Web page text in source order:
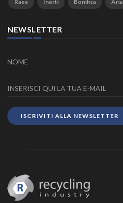
Raee Inerti Bonifica Aria
NEWSLETTER
ISCRIVITI ALLA NEWSLETTER